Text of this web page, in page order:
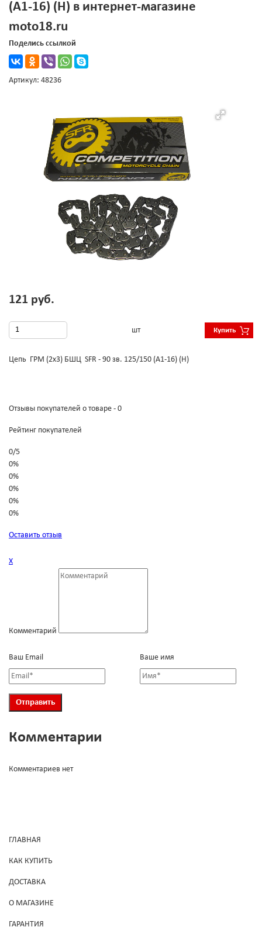
(А1-16) (Н) в интернет-магазине
moto18.ru
Поделись ссылкой
Артикул: 48236
121 руб.
шт Купить
Цепь ГРМ (2х3) БШЦ SFR - 90 зв. 125/150 (А1-16) (Н)
Отзывы покупателей о товаре - 0
Рейтинг покупателей
0/5
0%
0%
0%
0%
0%
Оставить отзыв
Х
Комментарий
Ваш Email Ваше имя
Комментарии
Комментариев нет
ГЛАВНАЯ
КАК КУПИТЬ
ДОСТАВКА
О МАГАЗИНЕ
ГАРАНТИЯ